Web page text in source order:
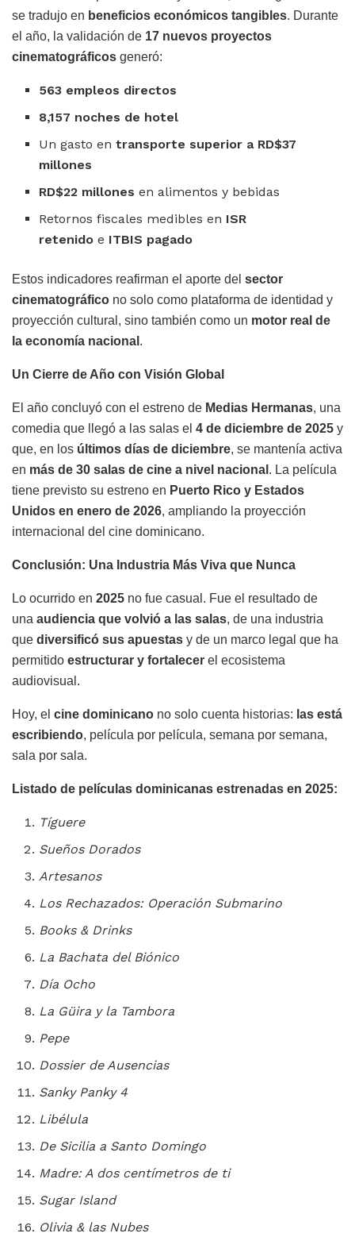
se tradujo en beneficios económicos tangibles. Durante
el año, la validación de 17 nuevos proyectos
cinematográficos generó:
563 empleos directos
8,157 noches de hotel
Un gasto entransporte superior a RD$37
millones
RD$22 millones en alimentos y bebidas
Retornos fiscales medibles en ISR
retenido e ITBIS pagado
Estos indicadores reafirman el aporte del sector
cinematográfico no solo como plataforma de identidad y
proyección cultural, sino también como un motor real de
la economía nacional .
Un Cierre de Año con Visión Global
El año concluyó con el estreno de Medias Hermanas, una
comedia que llegó a las salas el 4 de diciembre de 2025 y
que, en los últimos días de diciembre, se mantenía activa
en más de 30 salas de cine a nivel nacional . La película
tiene previsto su estreno en Puerto Rico y Estados
Unidos en enero de 2026, ampliando la proyección
internacional del cine dominicano.
Conclusión: Una Industria Más Viva que Nunca
Lo ocurrido en 2025 no fue casual. Fue el resultado de
una audiencia que volvió a las salas, de una industria
que diversificó sus apuestas y de un marco legal que ha
permitido estructurar y fortalecer el ecosistema
audiovisual.
Hoy, el cine dominicano no solo cuenta historias: las está
escribiendo, película por película, semana por semana,
sala por sala.
Listado de películas dominicanas estrenadas en 2025:
Tíguere
Sueños Dorados
Artesanos
Los Rechazados: Operación Submarino
Books & Drinks
La Bachata del Biónico
Día Ocho
La Güira y la Tambora
Pepe
Dossier de Ausencias
Sanky Panky 4
Libélula
De Sicilia a Santo Domingo
Madre: A dos centímetros de ti
Sugar Island
Olivia & las Nubes